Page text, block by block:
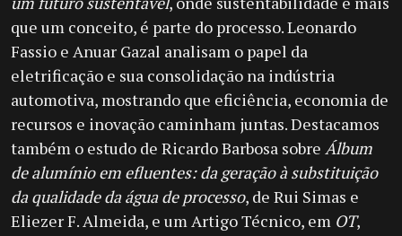
que um conceito, é parte do processo. Leonardo
Fassio e Anuar Gazal analisam o papel da
eletrificação e sua consolidação na indústria
automotiva, mostrando que eficiência, economia de
recursos e inovação caminham juntas. Destacamos
também o estudo de Ricardo Barbosa sobre Álbum
de alumínio em efluentes: da geração à substituição
da qualidade da água de processo, de Rui Simas e
Eliezer F. Almeida, e um Artigo Técnico, em OT,